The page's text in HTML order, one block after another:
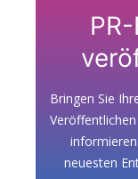
Bringen Sie
neuesten